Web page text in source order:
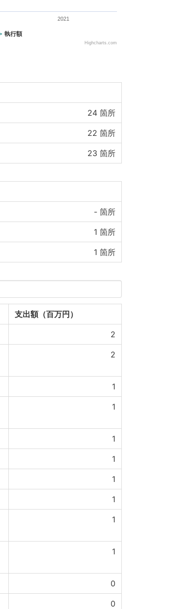
執行額
2021
Highcharts.com
24 箇所
22 箇所
23 箇所
- 箇所
1 箇所
1 箇所
支出額（百万円）
2
2
1
1
1
1
1
1
1
1
0
0